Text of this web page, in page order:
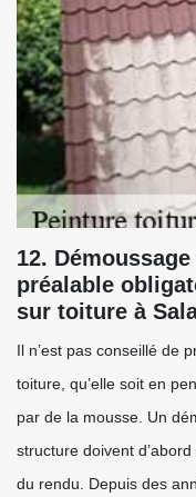
12.
préalable
sur toiture à
Il n’est pas conseillé de
toiture, qu’elle soit en
par de la mousse. Un
structure doivent
du rendu. Depuis des